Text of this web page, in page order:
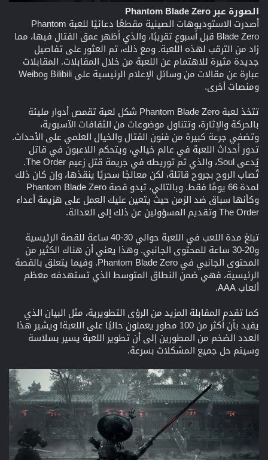
الصورة عبر Phantom Blade Zero
أصدرت الاستوديوهات الصينية مقطعًا دعائيًا للعبة Phantom
Blade Zero قبل أسبوع تقريبًا، والذي أظهر عمق القتال فيها، مما
زاد من الترقب لهذه اللعبة. ومع ذلك، تم العثور على تفاصيل
جديدة مثيرة للاهتمام عن اللعبة من خلال المقابلات. المقابلات
عبارة عن مقالات من وسائل الإعلام الرئيسية على Bilibili وWeibo
ومنصات أخرى.
تتخذ لعبة Phantom Blade Zero شكل لعبة تقمص أدوار مليئة
بالحركة والإثارة، وتتناول موضوعات من الثقافات الآسيوية،
وتضفي جرعة كبيرة من فنون القتال والخيال العلمي على الأحداث.
تدور أحداث اللعبة في عالم خيالي، ويتحكم اللاعبون في قاتل
يُدعى Soul، والذي تم توريطه في جريمة قتل زعيم The Order.
تُصاب الروح بجروح قاتلة، لكن معالجًا سحريًا ينقذها، وإن كان ذلك
لمدة 66 يومًا فقط. وبالتالي، تبدو قصة Phantom Blade Zero
وكأنها سباق ضد الزمن حيث يتعين عليك العمل على هزيمة أعداء
The Order وتقديم المسؤولين عن ذلك إلى العدالة.
تبلغ مدة اللعب في اللعبة حوالي 30-40 ساعة للقصة الرئيسية
و20-30 ساعة للمحتوى الجانبي. وهذا يعني أن هناك الكثير من
المحتوى الجانبي في Phantom Blade Zero. وفيما يتعلق بالقصة
الرئيسية، فهي ضمن النطاق المتوسط الذي تستهدفه معظم
ألعاب AAA.
كما تقدم المقابلة المزيد من الرؤى التطويرية، مثل البيان الذي
يفيد بأن أكثر من 100 مطور يعملون حاليًا على اللعبة! ويشير هذا
العدد الضخم من المطورين إلى أن تطوير اللعبة يسير بسلاسة
وسيتم حل جميع المشكلات بسرعة.